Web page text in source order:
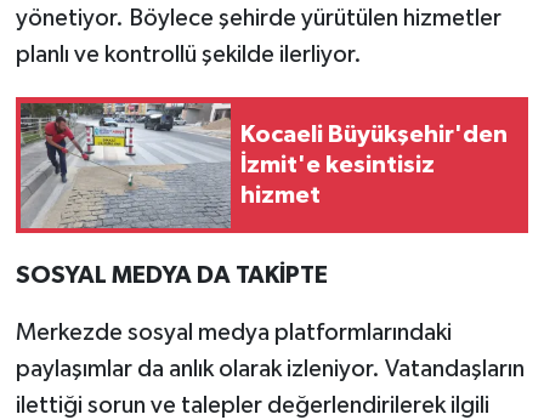
yönetiyor. Böylece şehirde yürütülen hizmetler
planlı ve kontrollü şekilde ilerliyor.
Kocaeli Büyükşehir'den
İzmit'e kesintisiz
hizmet
SOSYAL MEDYA DA TAKİPTE
Merkezde sosyal medya platformlarındaki
paylaşımlar da anlık olarak izleniyor. Vatandaşların
ilettiği sorun ve talepler değerlendirilerek ilgili